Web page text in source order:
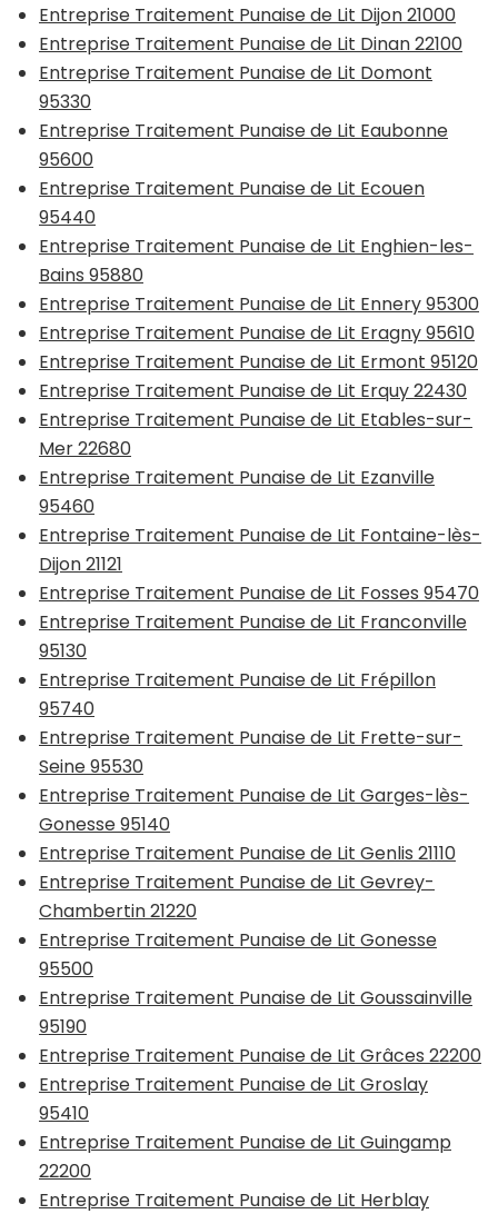
Entreprise Traitement Punaise de Lit Dijon 21000
Entreprise Traitement Punaise de Lit Dinan 22100
Entreprise Traitement Punaise de Lit Domont
95330
Entreprise Traitement Punaise de Lit Eaubonne
95600
Entreprise Traitement Punaise de Lit Ecouen
95440
Entreprise Traitement Punaise de Lit Enghien-les-
Bains 95880
Entreprise Traitement Punaise de Lit Ennery 95300
Entreprise Traitement Punaise de Lit Eragny 95610
Entreprise Traitement Punaise de Lit Ermont 95120
Entreprise Traitement Punaise de Lit Erquy 22430
Entreprise Traitement Punaise de Lit Etables-sur-
Mer 22680
Entreprise Traitement Punaise de Lit Ezanville
95460
Entreprise Traitement Punaise de Lit Fontaine-lès-
Dijon 21121
Entreprise Traitement Punaise de Lit Fosses 95470
Entreprise Traitement Punaise de Lit Franconville
95130
Entreprise Traitement Punaise de Lit Frépillon
95740
Entreprise Traitement Punaise de Lit Frette-sur-
Seine 95530
Entreprise Traitement Punaise de Lit Garges-lès-
Gonesse 95140
Entreprise Traitement Punaise de Lit Genlis 21110
Entreprise Traitement Punaise de Lit Gevrey-
Chambertin 21220
Entreprise Traitement Punaise de Lit Gonesse
95500
Entreprise Traitement Punaise de Lit Goussainville
95190
Entreprise Traitement Punaise de Lit Grâces 22200
Entreprise Traitement Punaise de Lit Groslay
95410
Entreprise Traitement Punaise de Lit Guingamp
22200
Entreprise Traitement Punaise de Lit Herblay